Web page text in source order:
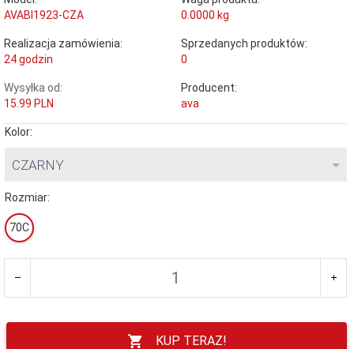
AVABI1923-CZA
0.0000 kg
Realizacja zamówienia:
24 godzin
Sprzedanych produktów:
0
Wysyłka od:
15.99 PLN
Producent:
ava
Kolor:
CZARNY
Rozmiar:
70C
KUP TERAZ!